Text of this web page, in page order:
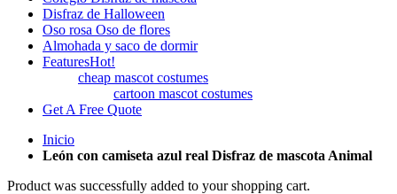
Disfraz de Halloween
Oso rosa Oso de flores
Almohada y saco de dormir
FeaturesHot!
cheap mascot costumes
cartoon mascot costumes
Get A Free Quote
Inicio
León con camiseta azul real Disfraz de mascota Animal
Product was successfully added to your shopping cart.